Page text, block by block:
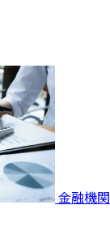
金融機関